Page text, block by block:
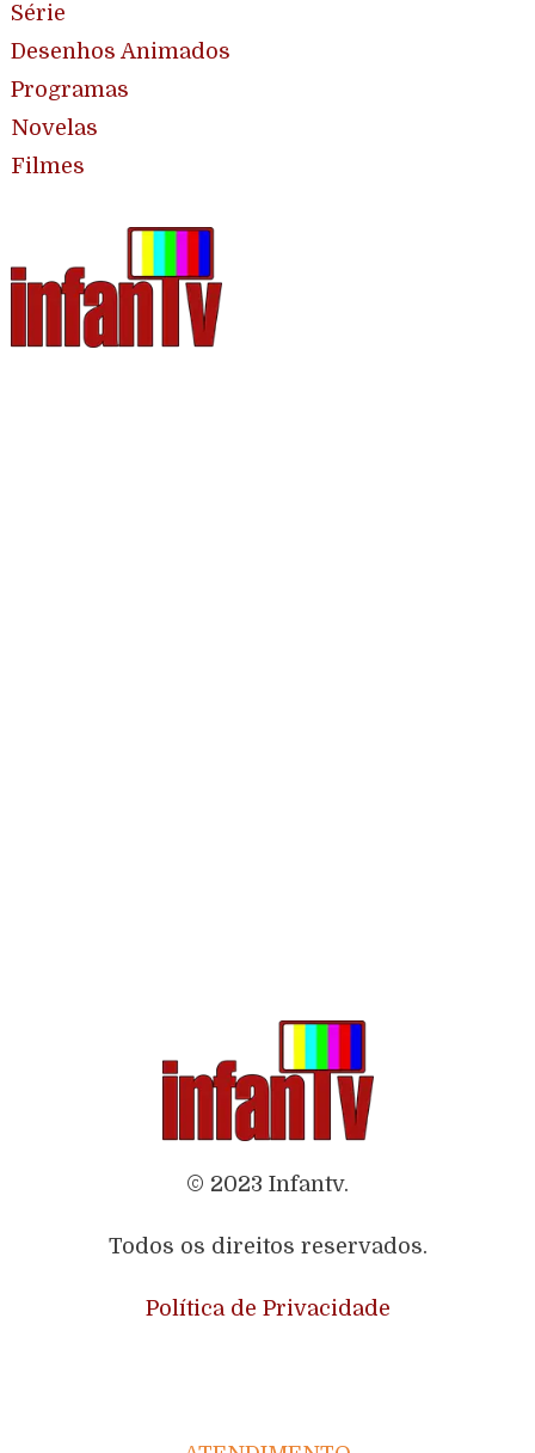
Série
Desenhos Animados
Programas
Novelas
Filmes
© 2023 Infantv.
Todos os direitos reservados.
Política de Privacidade